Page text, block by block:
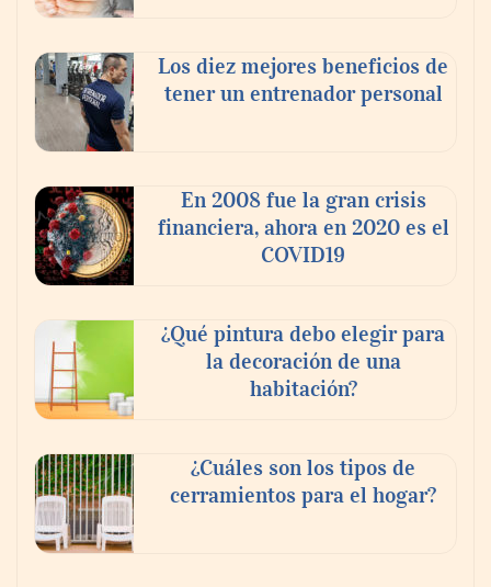
‘El ransomware se puede vencer. No
Ricardo Palacio Escobar
Los diez mejores beneficios de
tener un entrenador personal
En 2008 fue la gran crisis
financiera, ahora en 2020 es el
COVID19
¿Qué pintura debo elegir para
la decoración de una
habitación?
¿Cuáles son los tipos de
cerramientos para el hogar?